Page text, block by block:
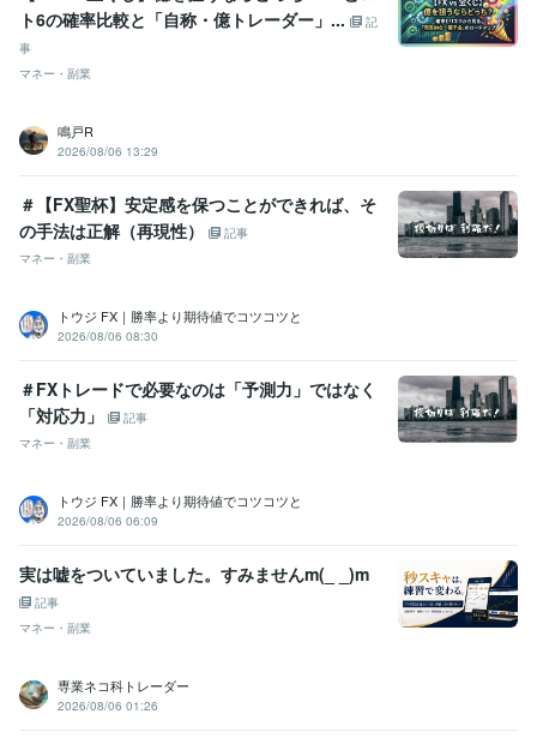
ト6の確率比較と「自称・億トレーダー」...
記
事
マネー・副業
鳴戸R
2026/08/06 13:29
＃【FX聖杯】安定感を保つことができれば、そ
の手法は正解（再現性）
記事
マネー・副業
トウジ FX｜勝率より期待値でコツコツと
2026/08/06 08:30
＃FXトレードで必要なのは「予測力」ではなく
「対応力」
記事
マネー・副業
トウジ FX｜勝率より期待値でコツコツと
2026/08/06 06:09
実は嘘をついていました。すみませんm(_ _)m
記事
マネー・副業
専業ネコ科トレーダー
2026/08/06 01:26